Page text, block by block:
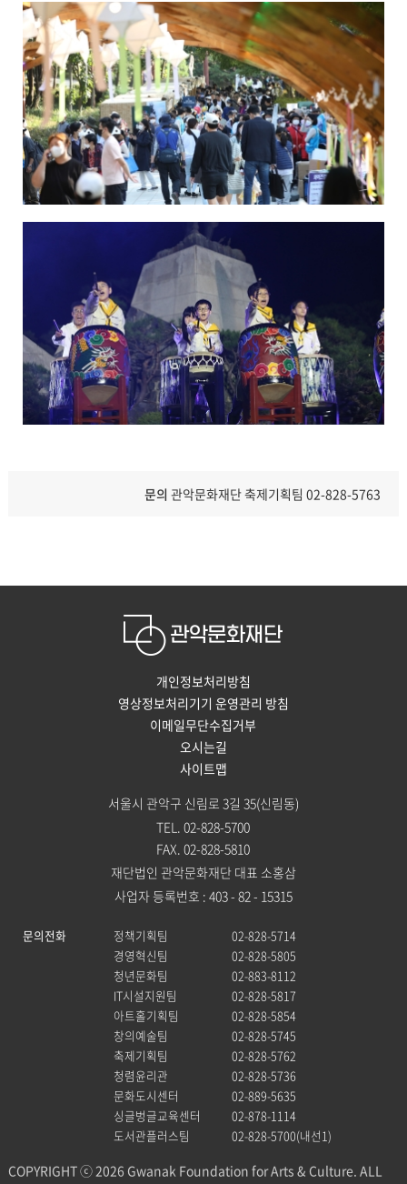
문의관악문화재단 축제기획팀 02-828-5763
개인정보처리방침
영상정보처리기기 운영관리 방침
이메일무단수집거부
오시는길
사이트맵
서울시 관악구 신림로 3길 35(신림동)
TEL. 02-828-5700
FAX. 02-828-5810
재단법인 관악문화재단 대표 소홍삼
사업자 등록번호 : 403 - 82 - 15315
문의전화 정책기획팀
02-828-5714
경영혁신팀
02-828-5805
청년문화팀
02-883-8112
IT시설지원팀
02-828-5817
아트홀기획팀
02-828-5854
창의예술팀
02-828-5745
축제기획팀
02-828-5762
청렴윤리관
02-828-5736
문화도시센터
02-889-5635
싱글벙글교육센터
02-878-1114
도서관플러스팀
02-828-5700(내선1)
COPYRIGHT ⓒ 2026 Gwanak Foundation for Arts & Culture. ALL